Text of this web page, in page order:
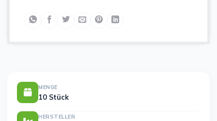
MENGE
10 Stück
HERSTELLER